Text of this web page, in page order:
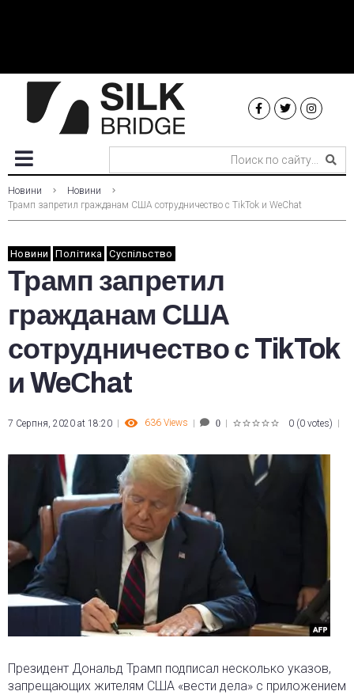
Новини
Новини
Трамп запретил гражданам США сотрудничество с TikTok и WeСhat
Новини Політика Суспільство
Трамп запретил
гражданам США
сотрудничество с TikTok
и WeСhat
7 Серпня, 2020 at 18:20 636 Views 0 0 (0 votes)
Президент Дональд Трамп подписал несколько указов,
запрещающих жителям США «вести дела» с приложением